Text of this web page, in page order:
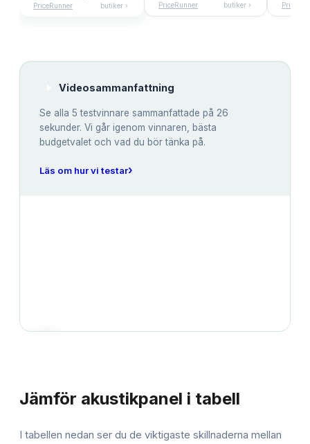
PriceRunner
butiker ›
PriceRunner
butiker ›
Videosammanfattning
Se alla 5 testvinnare sammanfattade på 26
sekunder. Vi går igenom vinnaren, bästa
budgetvalet och vad du bör tänka på.
Läs om hur vi testar›
Jämför akustikpanel i tabell
I tabellen nedan ser du de viktigaste skillnaderna mellan